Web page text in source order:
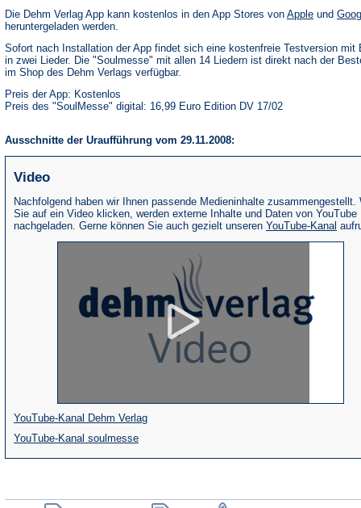
Die Dehm Verlag App kann kostenlos in den App Stores von Apple(Öffnet
neuen
Tab)
und
heruntergeladen werden.
Sofort nach Installation der App findet sich eine kostenfreie Testversion mit
in zwei Lieder. Die "Soulmesse" mit allen 14 Liedern ist direkt nach der
im Shop des Dehm Verlags verfügbar.
Preis der App: Kostenlos
Preis des "SoulMesse" digital: 16,99 Euro Edition DV 17/02
Ausschnitte der Uraufführung vom 29.11.2008:
Video
Nachfolgend haben wir Ihnen passende Medieninhalte zusammengestellt.
Sie auf ein Video klicken, werden externe Inhalte und Daten von YouTube
nachgeladen. Gerne können Sie auch gezielt unseren YouTube-Kanal
YouTube-Kanal Dehm Verlag(Öffnet
einem
Tab)
YouTube-Kanal soulmesse(Öffnet
in
neuen